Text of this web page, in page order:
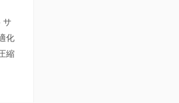
サ
化
縮